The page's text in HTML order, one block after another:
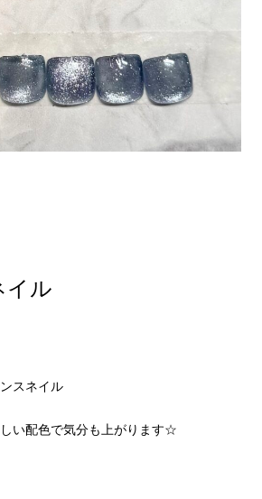
イル
スネイル
い配色で気分も上がります☆